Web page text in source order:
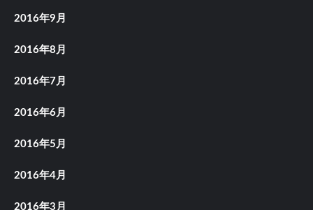
2016年9月
2016年8月
2016年7月
2016年6月
2016年5月
2016年4月
2016年3月